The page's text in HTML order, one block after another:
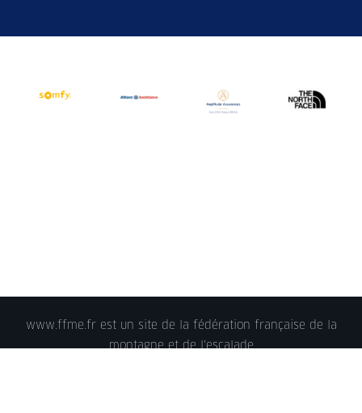
www.ffme.fr est un site de la fédération française de la
montagne et de l'escalade